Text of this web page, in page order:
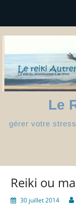
Le
gérer votre
Reiki ou
30 juillet 2014